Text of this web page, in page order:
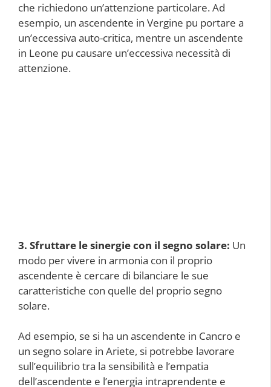
che richiedono un’attenzione particolare. Ad
esempio, un ascendente in Vergine pu portare a
un’eccessiva auto-critica, mentre un ascendente
in Leone pu causare un’eccessiva necessità di
attenzione.
3. Sfruttare le sinergie con il segno solare: Un
modo per vivere in armonia con il proprio
ascendente è cercare di bilanciare le sue
caratteristiche con quelle del proprio segno
solare.
Ad esempio, se si ha un ascendente in Cancro e
un segno solare in Ariete, si potrebbe lavorare
sull’equilibrio tra la sensibilità e l’empatia
dell’ascendente e l’energia intraprendente e